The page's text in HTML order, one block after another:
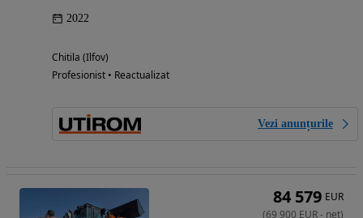
2022
Chitila (Ilfov)
Profesionist • Reactualizat
Vezi anunțurile
84 579 EUR
(69 900 EUR- net)